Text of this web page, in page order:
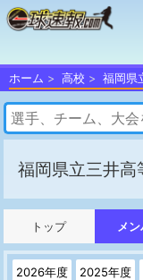
ホーム 高校 福岡県
福岡県立三井高
トップ メ
2026年度 2025年度